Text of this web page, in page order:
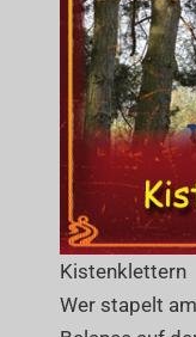
Kistenklettern
Wer stapelt